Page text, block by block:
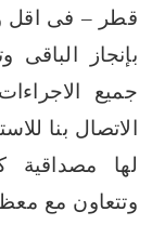
قطر – فى
بإنجاز
جميع
الاتصال بنا
لها مصداقية
وتتعاون مع